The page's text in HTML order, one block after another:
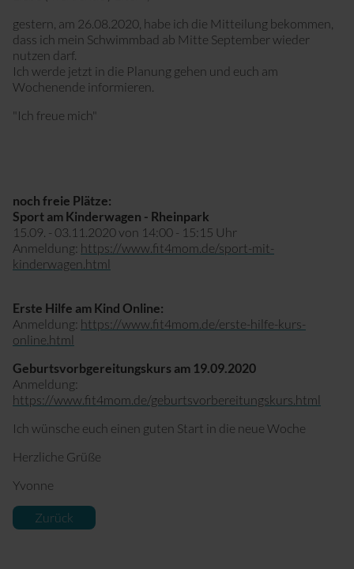
Sport mit Kinderwagen
gestern, am 26.08.2020, habe ich die Mitteilung bekommen,
dass ich mein Schwimmbad ab Mitte September wieder
nutzen darf.
Ich werde jetzt in die Planung gehen und euch am
Wochenende informieren.
"Ich freue mich"
noch freie Plätze:
Sport am Kinderwagen - Rheinpark
15.09. - 03.11.2020 von 14:00 - 15:15 Uhr
Anmeldung: https://www.fit4mom.de/sport-mit-
kinderwagen.html
Erste Hilfe am Kind Online:
Anmeldung: https://www.fit4mom.de/erste-hilfe-kurs-
online.html
Geburtsvorbgereitungskurs am 19.09.2020
Anmeldung:
https://www.fit4mom.de/geburtsvorbereitungskurs.html
Ich wünsche euch einen guten Start in die neue Woche
Herzliche Grüße
Yvonne
Zurück